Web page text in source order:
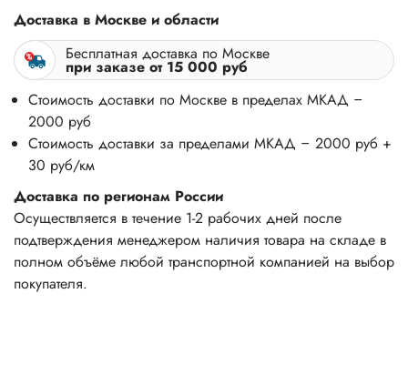
Доставка в Москве и области
Бесплатная доставка по Москве
при заказе от 15 000 руб
Стоимость доставки по Москве в пределах МКАД –
2000 руб
Стоимость доставки за пределами МКАД – 2000 руб +
30 руб/км
Доставка по регионам России
Осуществляется в течение 1-2 рабочих дней после
подтверждения менеджером наличия товара на складе в
полном объёме любой транспортной компанией на выбор
покупателя.